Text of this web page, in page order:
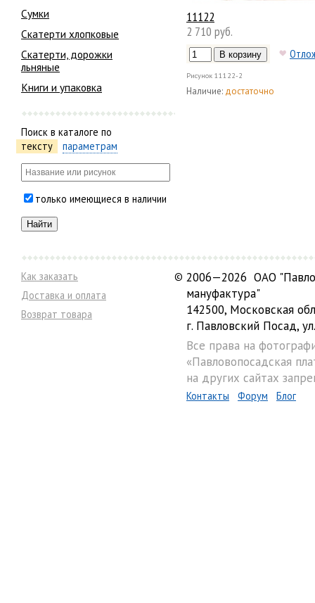
Сумки
Скатерти хлопковые
Скатерти, дорожки
льняные
Книги и упаковка
Поиск в каталоге по
тексту
параметрам
только имеющиеся в наличии
11122
2 710 руб.
Рисунок 11122-2
Наличие: достаточно
Как заказать
Доставка и оплата
Возврат товара
© 2006—2026 ОАО
мануфактура"
142500, Московская
г. Павловский Посад,
Все права на
«Павловопосадская
на других сайтах
Контакты Форум Блог